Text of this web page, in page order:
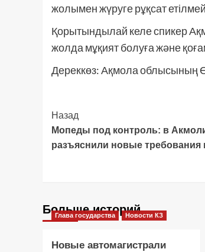
жолымен жүруге рұқсат
Қорытындылай келе спикер
жолда мұқият болуға және
Дереккөз: Ақмола облысының
Post
Navigation
Назад
Мопеды под контроль: в
разъяснили новые требования
Больше историй
Глава государства Новости КЗ
Новые автомагистрали